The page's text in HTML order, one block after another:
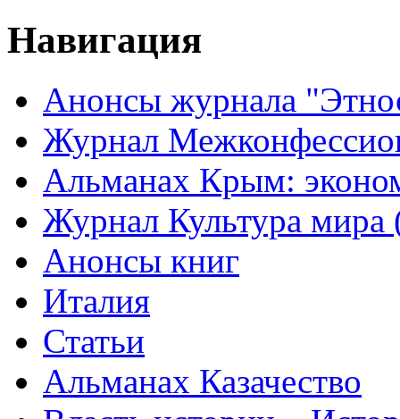
Навигация
Анонсы журнала
Журнал
Альманах Крым:
Журнал Культура
Анонсы книг
Италия
Статьи
Альманах Казачество